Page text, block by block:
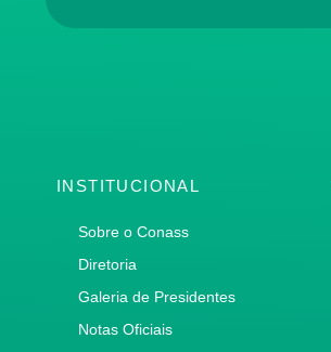
INSTITUCIONAL
Sobre o Conass
Diretoria
Galeria de Presidentes
Notas Oficiais